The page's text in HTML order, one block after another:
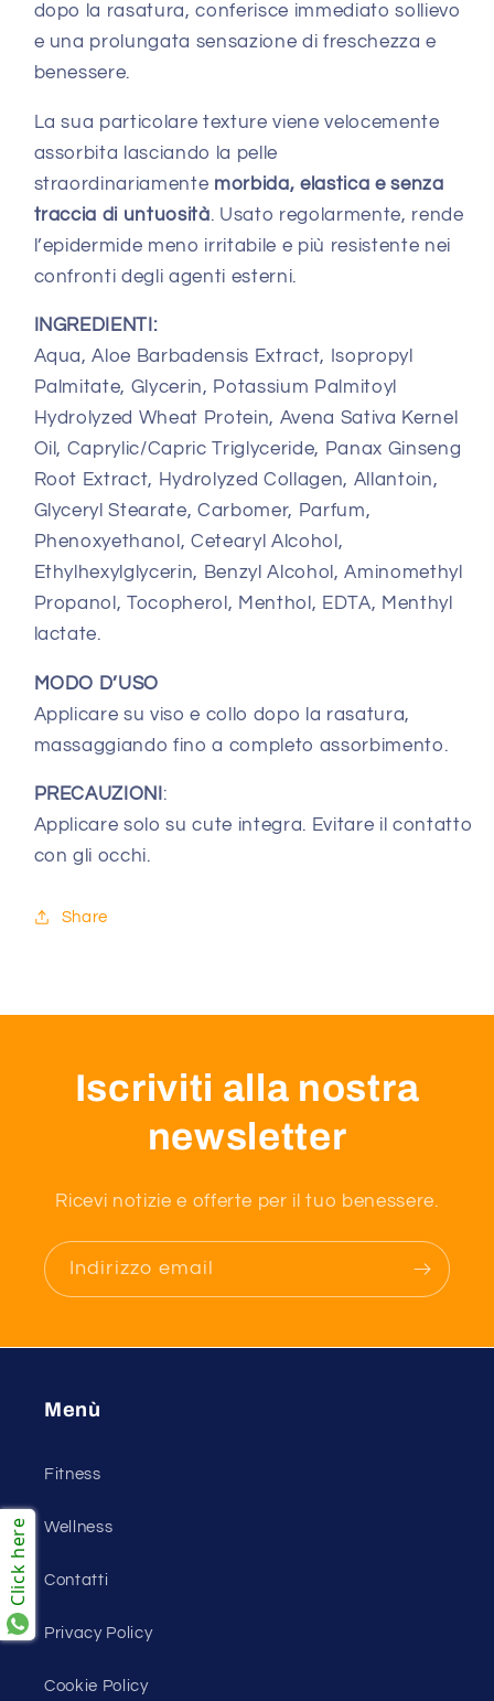
dopo la rasatura, conferisce immediato sollievo
e una prolungata sensazione di freschezza e
benessere.
La sua particolare texture viene velocemente
assorbita lasciando la pelle
straordinariamente morbida, elastica e senza
traccia di untuosità. Usato regolarmente, rende
l’epidermide meno irritabile e più resistente nei
confronti degli agenti esterni.
INGREDIENTI:
Aqua, Aloe Barbadensis Extract, Isopropyl
Palmitate, Glycerin, Potassium Palmitoyl
Hydrolyzed Wheat Protein, Avena Sativa Kernel
Oil, Caprylic/Capric Triglyceride, Panax Ginseng
Root Extract, Hydrolyzed Collagen, Allantoin,
Glyceryl Stearate, Carbomer, Parfum,
Phenoxyethanol, Cetearyl Alcohol,
Ethylhexylglycerin, Benzyl Alcohol, Aminomethyl
Propanol, Tocopherol, Menthol, EDTA, Menthyl
lactate.
MODO D’USO
Applicare su viso e collo dopo la rasatura,
massaggiando fino a completo assorbimento.
PRECAUZIONI :
Applicare solo su cute integra. Evitare il contatto
con gli occhi.
Share
Iscriviti alla nostra
newsletter
Ricevi notizie e offerte per il tuo benessere.
Indirizzo email
Menù
Fitness
Wellness
Contatti
Privacy Policy
Cookie Policy
Click here